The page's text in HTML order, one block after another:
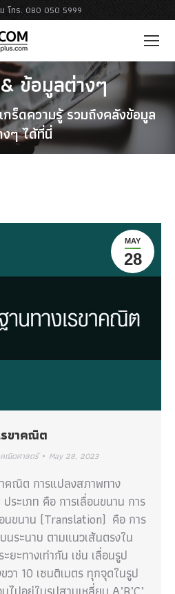
โทร. 080 050 5999
ข้อมูลต่างๆ
ร็ดความรู้ รวมถึงคลังข้อมูล
ๆ ได้ที่นี่
MAY
28
รขาคณิต
คณิตศาสตร์ May 28, 2023
คณิต การแปลงสภาพทาง
ระเภท คือ การเลื่อนขนาน การ
นขนาน (Translation) คือ การ
ระนาบ ตามแนวเส้นตรงใน
ยะทางเท่ากัน เช่น เลื่อนรูป
วา 10 เซนติเมตร ทุกจุดในรูป